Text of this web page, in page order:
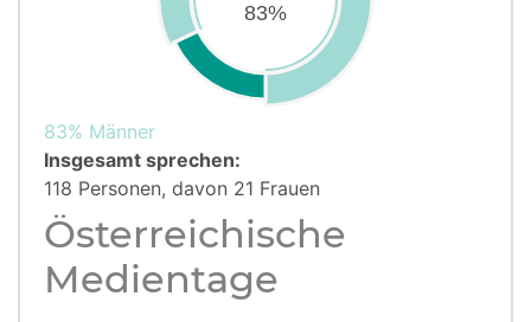
83%
83% Männer
Insgesamt sprechen:
118 Personen, davon 21 Frauen
Österreichische
Medientage